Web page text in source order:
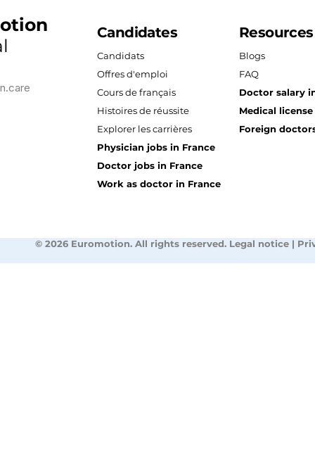
Candidates
Candidats
Offres d'emploi
Cours de français
Histoires de réussite
Explorer les carrières
Physician jobs in France
Doctor jobs in France
Work as doctor in France
Resources
Blogs
FAQ
Doctor salary
Medical
Foreign
© 2026 Euromotion. All rights reserved. Legal notice |